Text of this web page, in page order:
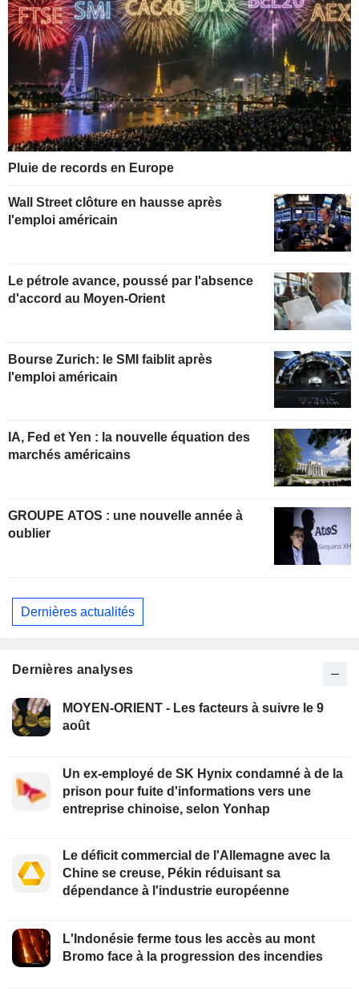
Pluie de records en Europe
Wall Street clôture en hausse après
l'emploi américain
Le pétrole avance, poussé par l'absence
d'accord au Moyen-Orient
Bourse Zurich: le SMI faiblit après
l'emploi américain
IA, Fed et Yen : la nouvelle équation des
marchés américains
GROUPE ATOS : une nouvelle année à
oublier
Dernières actualités
Dernières analyses
MOYEN-ORIENT - Les facteurs à suivre le 9
août
Un ex-employé de SK Hynix condamné à de la
prison pour fuite d'informations vers une
entreprise chinoise, selon Yonhap
Le déficit commercial de l'Allemagne avec la
Chine se creuse, Pékin réduisant sa
dépendance à l'industrie européenne
L'Indonésie ferme tous les accès au mont
Bromo face à la progression des incendies